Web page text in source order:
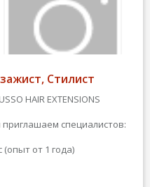
Стилист
HAIR EXTENSIONS
специалистов:
от 1 года)